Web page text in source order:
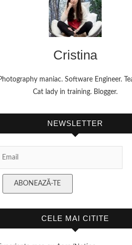
Cristina
maniac. Software Engineer.
Cat lady in training. Blogger.
NEWSLETTER
ABONEAZĂ-TE
CELE MAI CITITE